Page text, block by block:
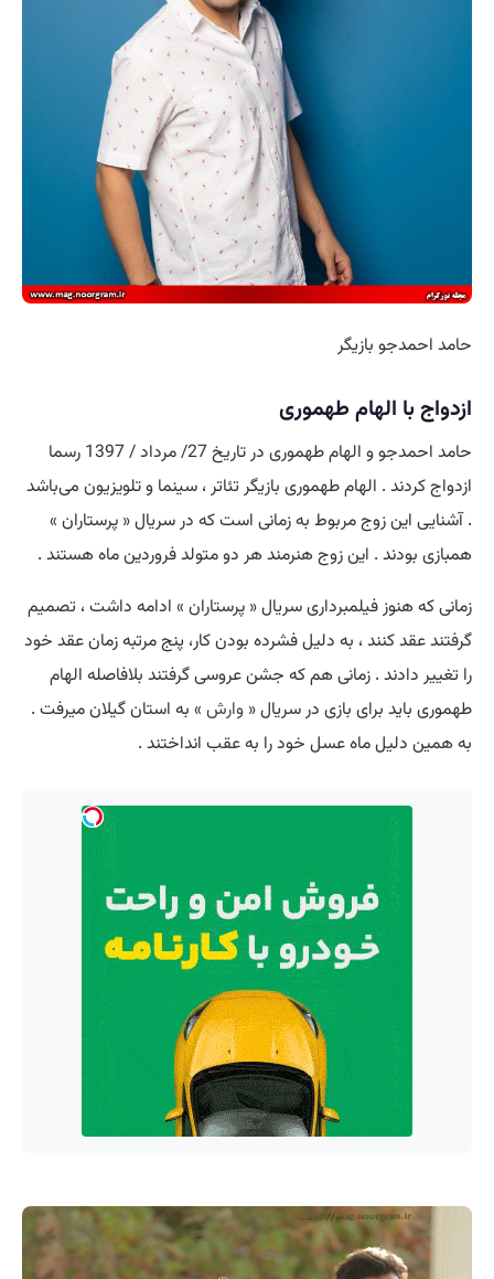
حامد احمدجو بازیگر
ازدواج با الهام طهموری
حامد احمدجو و الهام طهموری در تاریخ 27/ مرداد / 1397 رسما
ازدواج کردند . الهام طهموری بازیگر تئاتر ، سینما و تلویزیون می‌باشد
. آشنایی این زوج مربوط به زمانی است که در سریال « پرستاران »
همبازی بودند . این زوج هنرمند هر دو متولد فروردین ماه هستند .
زمانی که هنوز فیلمبرداری سریال « پرستاران » ادامه داشت ، تصمیم
گرفتند عقد کنند ، به دلیل فشرده بودن کار، پنج مرتبه زمان عقد خود
را تغییر دادند . زمانی هم که جشن عروسی گرفتند بلافاصله الهام
طهموری باید برای بازی در سریال « وارش » به استان گیلان میرفت .
به همین دلیل ماه عسل خود را به عقب انداختند .